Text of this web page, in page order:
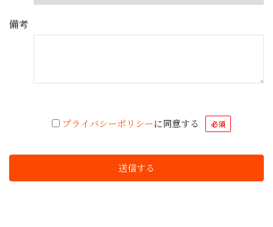
備考
プライバシーポリシーに同意する 必須